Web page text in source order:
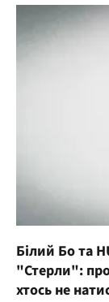
Білий Бо та
"Стерли":
хтось не